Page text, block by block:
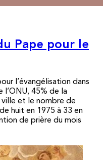
Pape pour le
l’évangélisation dans
l’ONU, 45% de la
et le nombre de
huit en 1975 à 33 en
de prière du mois